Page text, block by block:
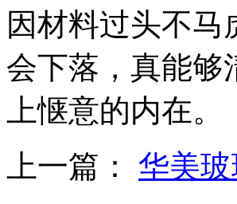
因材料过头不
会下落，真能够
上惬意的内在。
上一篇： 华美